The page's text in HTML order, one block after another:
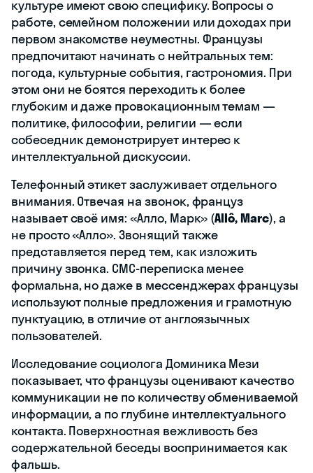
культуре имеют свою специфику. Вопросы о
работе, семейном положении или доходах при
первом знакомстве неуместны. Французы
предпочитают начинать с нейтральных тем:
погода, культурные события, гастрономия. При
этом они не боятся переходить к более
глубоким и даже провокационным темам —
политике, философии, религии — если
собеседник демонстрирует интерес к
интеллектуальной дискуссии.
Телефонный этикет заслуживает отдельного
внимания. Отвечая на звонок, француз
называет своё имя: «Алло, Марк» (Allô, Marc), а
не просто «Алло». Звонящий также
представляется перед тем, как изложить
причину звонка. СМС-переписка менее
формальна, но даже в мессенджерах французы
используют полные предложения и грамотную
пунктуацию, в отличие от англоязычных
пользователей.
Исследование социолога Доминика Мези
показывает, что французы оценивают качество
коммуникации не по количеству обмениваемой
информации, а по глубине интеллектуального
контакта. Поверхностная вежливость без
содержательной беседы воспринимается как
фальшь.